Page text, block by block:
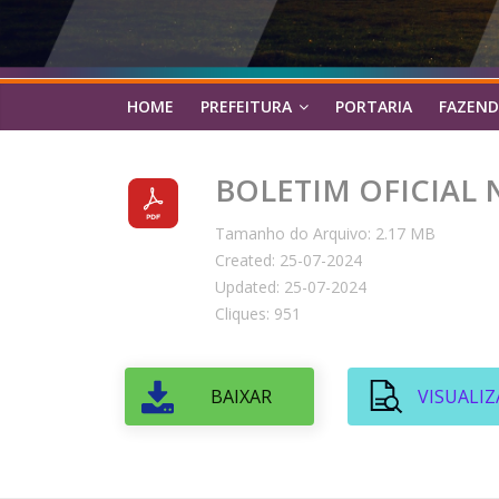
HOME PREFEITURA PORTARIA
BOLETIM OFICIAL
Tamanho do Arquivo: 2.17 MB
Created: 25-07-2024
Updated: 25-07-2024
Cliques: 951
BAIXAR